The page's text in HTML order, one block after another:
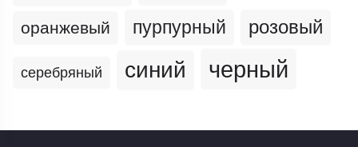
оранжевый пурпурный розовый
серебряный синий черный